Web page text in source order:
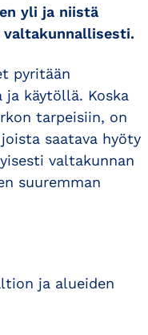
yli ja niistä
pyritään
käytöllä. Koska
tarpeisiin, on
saatava hyöty
valtakunnan
suuremman
ja alueiden